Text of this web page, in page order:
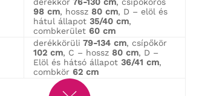
98 cm, hossz 80 cm, D – elöl és
hátul állapot 35/40 cm,
combkerület 60 cm
derékkörüli 79-134 cm, csípőkör
102 cm, C – hossz 80 cm, D –
Elöl és hátsó állapot 36/41 cm,
combkör 62 cm